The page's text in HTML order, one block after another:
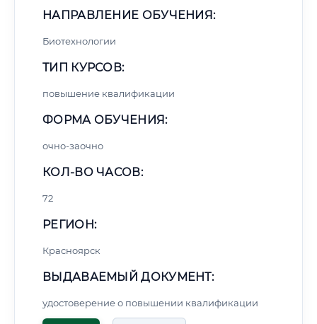
НАПРАВЛЕНИЕ ОБУЧЕНИЯ:
Биотехнологии
ТИП КУРСОВ:
повышение квалификации
ФОРМА ОБУЧЕНИЯ:
очно-заочно
КОЛ-ВО ЧАСОВ:
72
РЕГИОН:
Красноярск
ВЫДАВАЕМЫЙ ДОКУМЕНТ:
удостоверение о повышении квалификации